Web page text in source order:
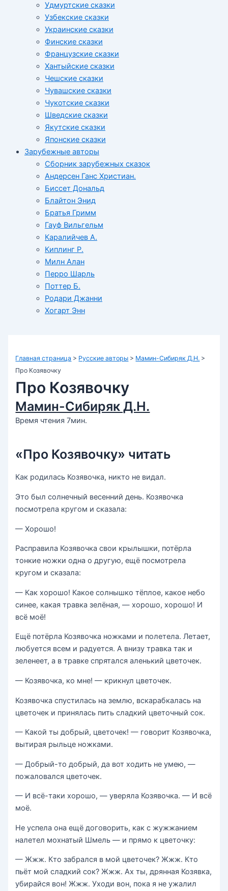
Удмуртские сказки
Узбекские сказки
Украинские сказки
Финские сказки
Французские сказки
Хантыйские сказки
Чешские сказки
Чувашские сказки
Чукотские сказки
Шведские сказки
Якутские сказки
Японские сказки
Зарубежные авторы
Сборник зарубежных сказок
Андерсен Ганс Христиан.
Биссет Дональд
Блайтон Энид
Братья Гримм
Гауф Вильгельм
Каралийчев А.
Киплинг Р.
Милн Алан
Перро Шарль
Поттер Б.
Родари Джанни
Хогарт Энн
Главная страница > Русские авторы > Мамин-Сибиряк Д.Н. >
Про Козявочку
Про Козявочку
Мамин-Сибиряк Д.Н.
Время чтения 7мин.
«Про Козявочку» читать
Как родилась Козявочка, никто не видал.
Это был солнечный весенний день. Козявочка
посмотрела кругом и сказала:
— Хорошо!
Расправила Козявочка свои крылышки, потёрла
тонкие ножки одна о другую, ещё посмотрела
кругом и сказала:
— Как хорошо! Какое солнышко тёплое, какое небо
синее, какая травка зелёная, — хорошо, хорошо! И
всё моё!
Ещё потёрла Козявочка ножками и полетела. Летает,
любуется всем и радуется. А внизу травка так и
зеленеет, а в травке спрятался аленький цветочек.
— Козявочка, ко мне! — крикнул цветочек.
Козявочка спустилась на землю, вскарабкалась на
цветочек и принялась пить сладкий цветочный сок.
— Какой ты добрый, цветочек! — говорит Козявочка,
вытирая рыльце ножками.
— Добрый-то добрый, да вот ходить не умею, —
пожаловался цветочек.
— И всё-таки хорошо, — уверяла Козявочка. — И всё
моё.
Не успела она ещё договорить, как с жужжанием
налетел мохнатый Шмель — и прямо к цветочку:
— Жжж. Кто забрался в мой цветочек? Жжж. Кто
пьёт мой сладкий сок? Жжж. Ах ты, дрянная Козявка,
убирайся вон! Жжж. Уходи вон, пока я не ужалил